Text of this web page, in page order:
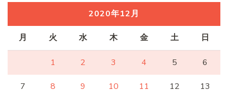
2020年12月
月 火 水 木 金 土 日
1 2 3 4 5 6
7 8 9 10 11 12 13